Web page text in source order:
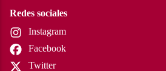
Redes sociales
Instagram
Facebook
Twitter